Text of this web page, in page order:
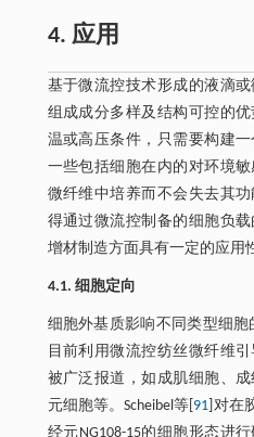
4. 应用
基于微流控技术形成的液滴或
组成成分多样及结构可控的
温或高压条件，只需要构建
一些包括细胞在内的对环境
微纤维中培养而不会失去其
得通过微流控制备的细胞负
增材制造方面具有一定的应用
4.1. 细胞定向
细胞外基质影响不同类型细
目前利用微流控纺丝微纤维
被广泛报道，如成肌细胞、
元细胞等。Scheibel等[ 91 ]对在
经元NG108-15的细胞形态进